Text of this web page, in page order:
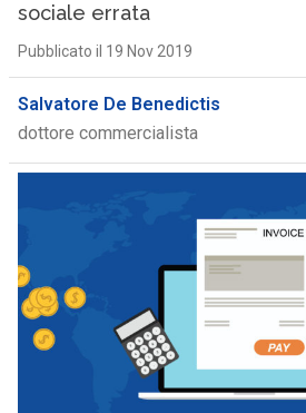
sociale errata
Pubblicato il 19 Nov 2019
Salvatore De Benedictis
dottore commercialista